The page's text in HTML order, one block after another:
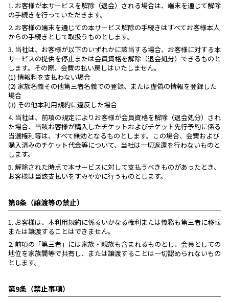
1. お客様が本サービスを解除（退会）される場合は、端末を通じて解除
の手続きを行っていただきます。
2. お客様の端末を通じての本サービス解除の手続きはすべてお客様本人
からの手続きとして取扱うものとします。
3. 当社は、お客様が以下のいずれかに該当する場合、お客様に対する本
サービスの提供を停止または会員資格を解除（退会処分）できるものと
します。その際、会費の払い戻しはいたしません。
(1) 情報料を支払わない場合
(2) 家族名義その他第三者名義での登録、または虚偽の情報を登録した
場合
(3) その他本利用規約に違反した場合
4. 当社は、前項の規定によりお客様が会員資格を解除（退会処分）され
た場合、当該お客様が購入したチケットおよびチケット先行予約に係る
当選権利等は、すべて無効となるものとします。この場合、会費および
購入済みのチケット代金等について、当社は一切返還を行わないものと
します。
5. 解除された時点で本サービスに対して支払うべきものがあったとき、
お客様は当該支払いをすみやかに行うものとします。
第8条（譲渡等の禁止）
1. お客様は、本利用規約に係るいかなる権利または義務も第三者に移転
または譲渡することはできません。
2. 前項の「第三者」には家族・親族も含まれるものとし、会員としての
地位を家族間等で共有し、または譲渡することは一切認められないもの
とします。
第9条（禁止事項）